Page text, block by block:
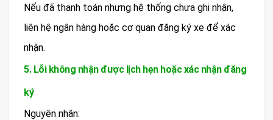
Nếu đã thanh toán nhưng hệ thống chưa ghi nhận,
liên hệ ngân hàng hoặc cơ quan đăng ký xe để xác
nhận.
5. Lỗi không nhận được lịch hẹn hoặc xác nhận đăng
ký
Nguyên nhân: